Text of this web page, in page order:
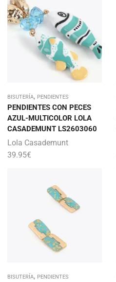
BISUTERÍA, PENDIENTES
PENDIENTES CON PECES
AZUL-MULTICOLOR LOLA
CASADEMUNT LS2603060
Lola Casademunt
39.95€
BISUTERÍA, PENDIENTES